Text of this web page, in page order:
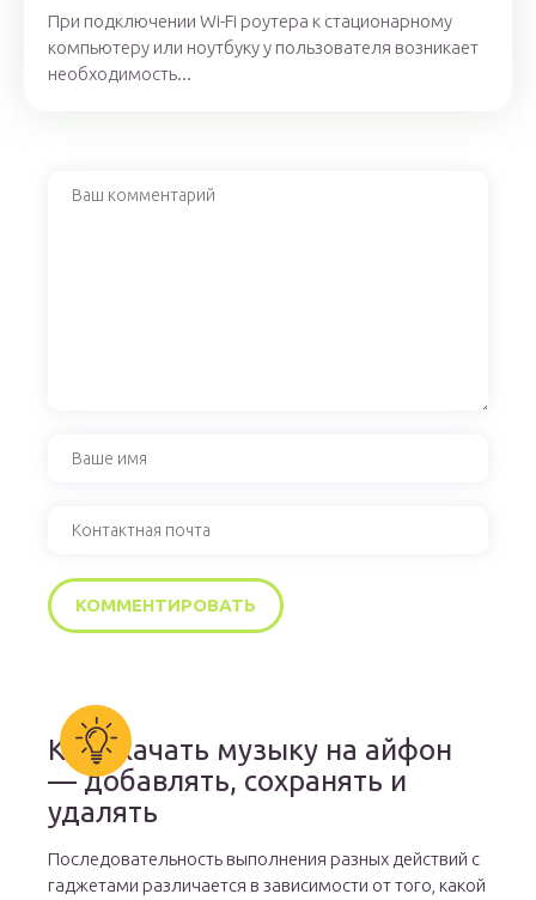
При подключении Wi-Fi роутера к стационарному
компьютеру или ноутбуку у пользователя возникает
необходимость...
Как скачать музыку на айфон
— добавлять, сохранять и
удалять
Последовательность выполнения разных действий с
гаджетами различается в зависимости от того, какой